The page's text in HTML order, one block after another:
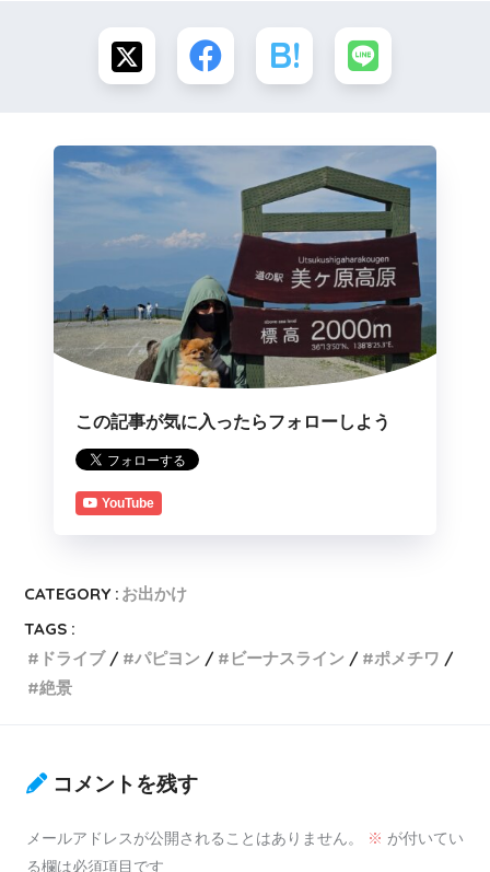
この記事が気に入ったらフォローしよう
YouTube
CATEGORY : お出かけ
TAGS :
ドライブ
パピヨン ビーナスライン
ポメチワ
絶景
コメントを残す
メールアドレスが公開されることはありません。 ※ が付いてい
る欄は必須項目です